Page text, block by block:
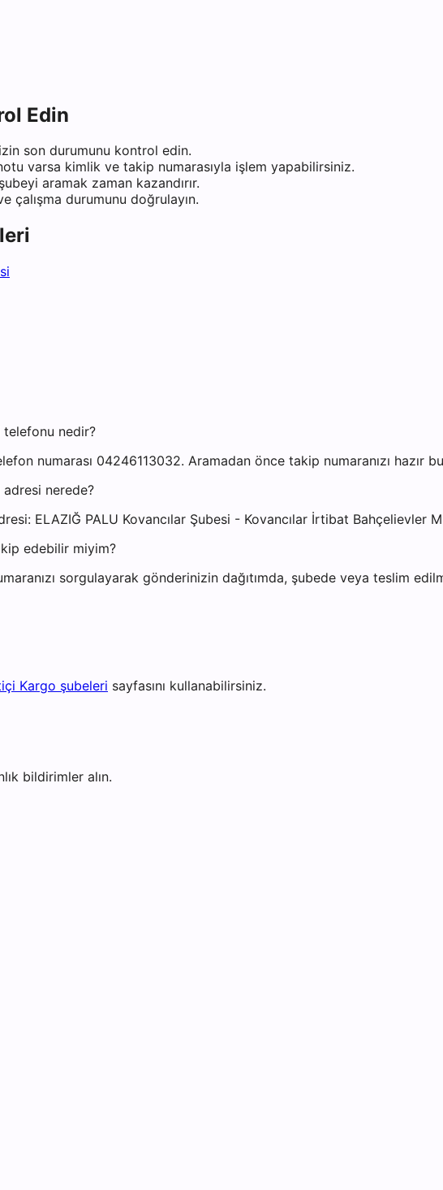
Edin
son durumunu kontrol edin.
varsa kimlik ve takip numarasıyla işlem yapabilirsiniz.
aramak zaman kazandırır.
çalışma durumunu doğrulayın.
telefonu nedir?
numarası 04246113032. Aramadan önce takip numaranızı hazır
adresi nerede?
ELAZIĞ PALU Kovancılar Şubesi - Kovancılar İrtibat Bahçelievler
edebilir miyim?
sorgulayarak gönderinizin dağıtımda, şubede veya teslim
Kargo şubeleri sayfasını kullanabilirsiniz.
bildirimler alın.